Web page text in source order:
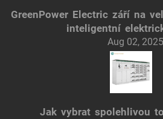
GreenPower Electric září na
inteligentní
Aug 02, 2025
Jak vybrat spolehlivou